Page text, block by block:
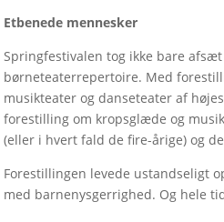
Etbenede mennesker
Springfestivalen tog ikke bare
børneteaterrepertoire. Med
musikteater og danseteater af
forestilling om kropsglæde og
(eller i hvert fald de fire-årige) og
Forestillingen levede ustandseligt
med barnenysgerrighed. Og hele